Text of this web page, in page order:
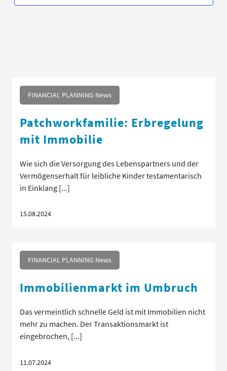
FINANCIAL PLANNING News
Patchworkfamilie: Erbregelung
mit Immobilie
Wie sich die Versorgung des Lebenspartners und der
Vermögenserhalt für leibliche Kinder testamentarisch
in Einklang [...]
15.08.2024
FINANCIAL PLANNING News
Immobilienmarkt im Umbruch
Das vermeintlich schnelle Geld ist mit Immobilien nicht
mehr zu machen. Der Transaktionsmarkt ist
eingebrochen, [...]
11.07.2024